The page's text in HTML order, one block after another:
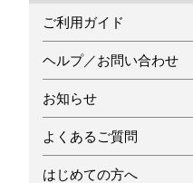
ご利用ガイド
ヘルプ／お問い合わせ
お知らせ
よくあるご質問
はじめての方へ